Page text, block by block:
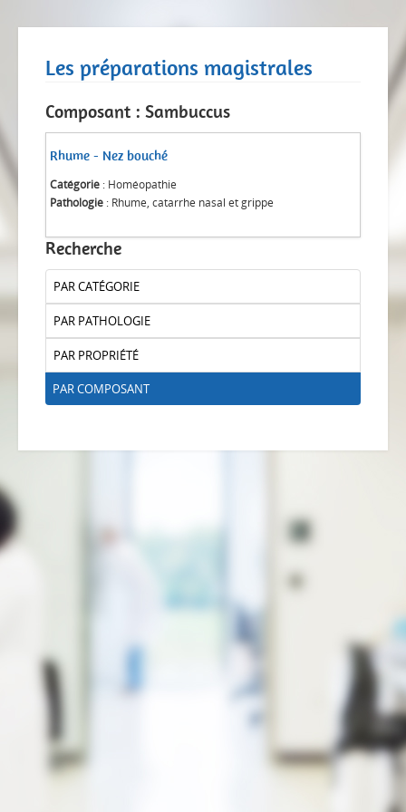
Les préparations magistrales
Composant : Sambuccus
Rhume - Nez bouché
Catégorie : Homéopathie
Pathologie : Rhume, catarrhe nasal et grippe
Recherche
PAR CATÉGORIE
PAR PATHOLOGIE
PAR PROPRIÉTÉ
PAR COMPOSANT